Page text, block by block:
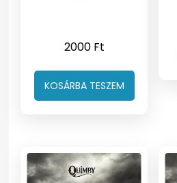
2000 Ft
KOSÁRBA TESZEM